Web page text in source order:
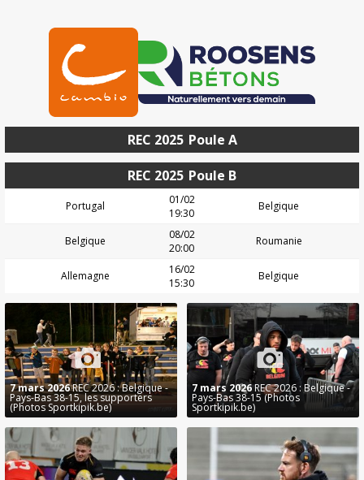
REC 2025 Poule A
REC 2025 Poule B
Portugal
01/02
19:30
Belgique
Belgique
08/02
20:00
Roumanie
Allemagne
16/02
15:30
Belgique
7 mars 2026REC 2026 : Belgique -
Pays-Bas 38-15, les supporters
(Photos Sportkipik.be)
7 mars 2026REC 2026 : Belgique -
Pays-Bas 38-15 (Photos
Sportkipik.be)